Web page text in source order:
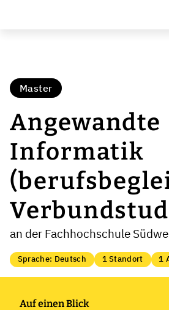
Master
Angewandte
Informatik
an der Fachhochschule
Sprache: Deutsch 1 Standort 1
Auf einen Blick